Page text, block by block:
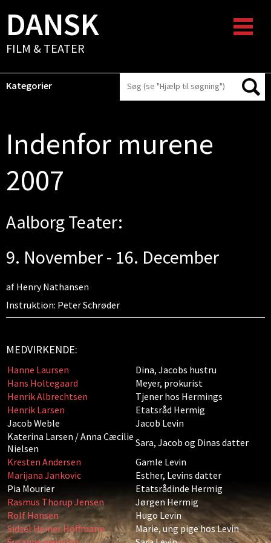
DANSK
FILM & TEATER
Kategorier
Indenfor murene
2007
Aalborg Teater:
9. November - 16. December
af Henry Nathansen
Instruktion: Peter Schrøder
MEDVIRKENDE:
Hanne Laursen
Dina, Jacobs hustru
Hans Holtegaard
Meyer, prokurist
Henrik Albrechtsen
Tjener hos Hermings
Henrik Larsen
Etatsråd Hermig
Jacob Weble
Jacob Levin
Katerina Larsen / Anna Cæcilie
Nielsen
Sara, Jacob og Dinas datter
Kresten Andersen
Gamle Levin
Marijana Jankovic
Esther, Levins datter
Pia Mourier
Etatsrådinde Hermig
Rasmus Thorup Jensen
Jørgen Hermig
Rolf Hansen
Hugo Levin
Sidsel Heiner Hoffmann
Marie, ung pige hos Levin